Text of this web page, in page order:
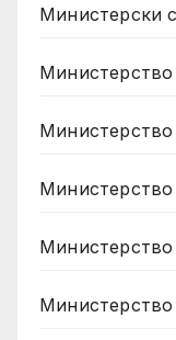
Министерски
Министерство
Министерство